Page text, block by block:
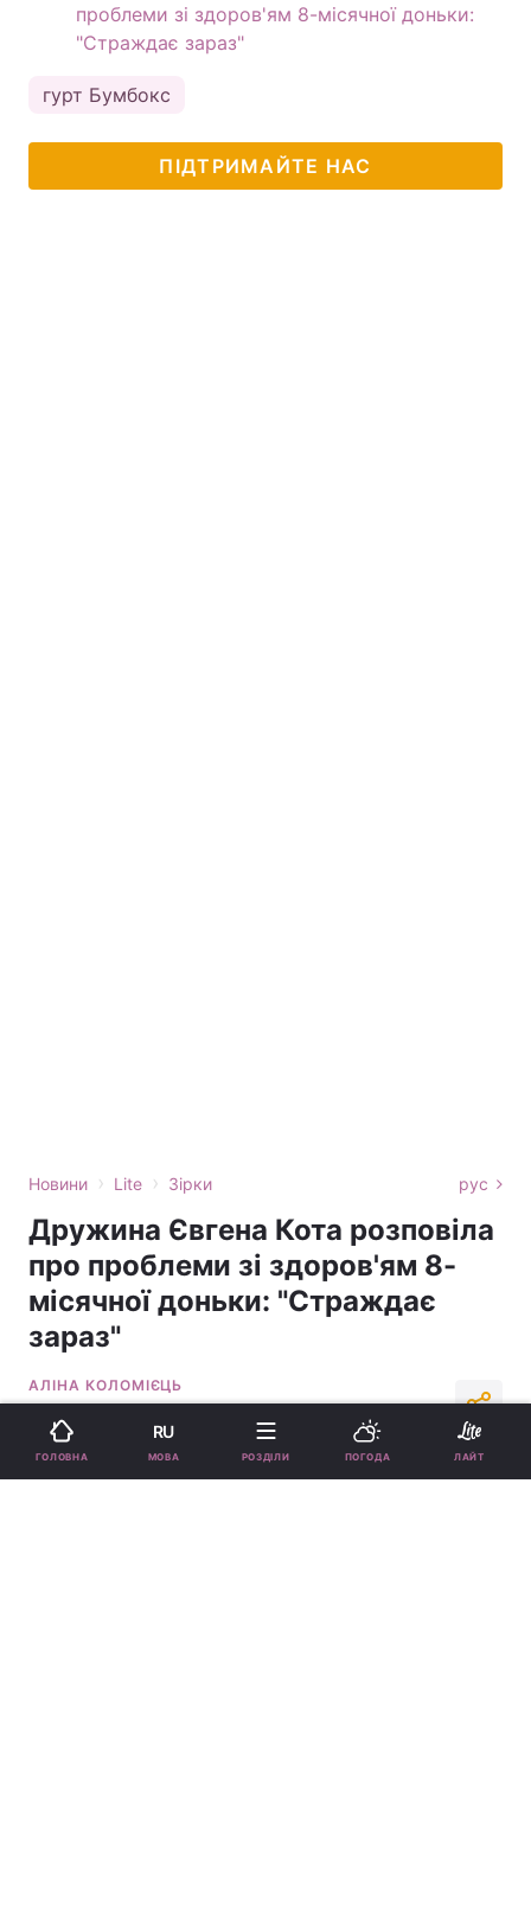
проблеми зі здоров'ям 8-місячної доньки:
"Страждає зараз"
гурт Бумбокс
ПІДТРИМАЙТЕ НАС
Новини › Lite › Зірки рус
Дружина Євгена Кота розповіла
про проблеми зі здоров'ям 8-
місячної доньки: "Страждає
зараз"
АЛІНА КОЛОМІЄЦЬ
17:45, 18.03.25
Підпишіться на нас в Google
ГОЛОВНА
RU
МОВА РОЗДІЛИ ПОГОДА ЛАЙТ